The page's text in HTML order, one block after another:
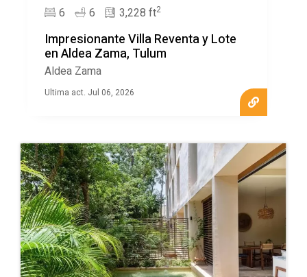
6 6 3,228 ft2
Impresionante Villa Reventa y Lote
en Aldea Zama, Tulum
Aldea Zama
Ultima act. Jul 06, 2026